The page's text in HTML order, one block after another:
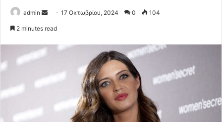
admin
Send17 Οκτωβρίου, 2024 0 104
2 minutes read